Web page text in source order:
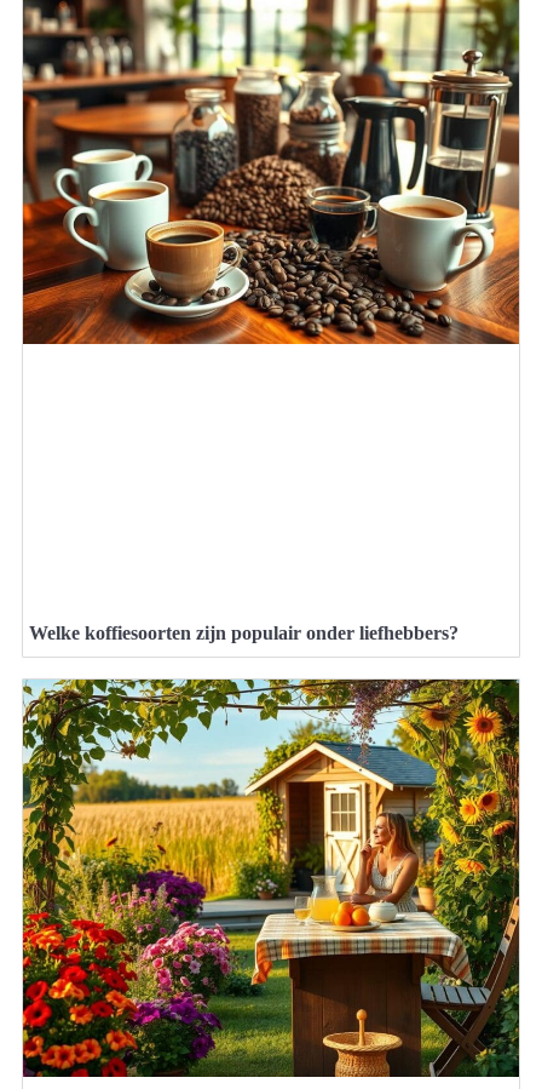
Welke koffiesoorten zijn populair onder liefhebbers?